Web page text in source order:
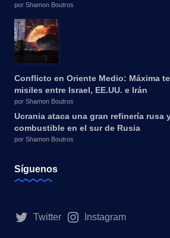
por Shamon Boutros
Conflicto en Oriente Medio: Máxima
misiles entre Israel, EE.UU. e Irán
por Shamon Boutros
Ucrania ataca una gran refinería rusa
combustible en el sur de Rusia
por Shamon Boutros
Síguenos
Twitter Instagram